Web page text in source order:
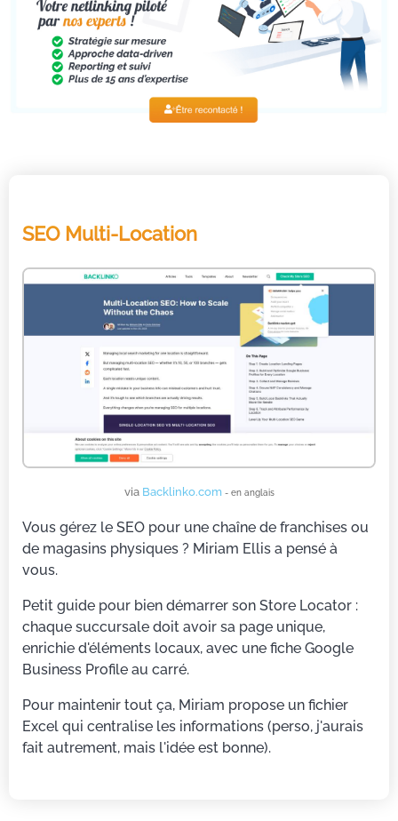
SEO Multi-Location
via Backlinko.com - en anglais
Vous gérez le SEO pour une chaîne de franchises ou
de magasins physiques ? Miriam Ellis a pensé à
vous.
Petit guide pour bien démarrer son Store Locator :
chaque succursale doit avoir sa page unique,
enrichie d'éléments locaux, avec une fiche Google
Business Profile au carré.
Pour maintenir tout ça, Miriam propose un fichier
Excel qui centralise les informations (perso, j'aurais
fait autrement, mais l'idée est bonne).